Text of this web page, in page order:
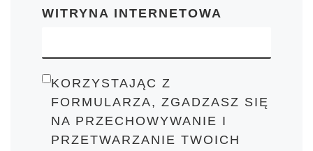
WITRYNA INTERNETOWA
KORZYSTAJĄC Z
FORMULARZA, ZGADZASZ SIĘ
NA PRZECHOWYWANIE I
PRZETWARZANIE TWOICH